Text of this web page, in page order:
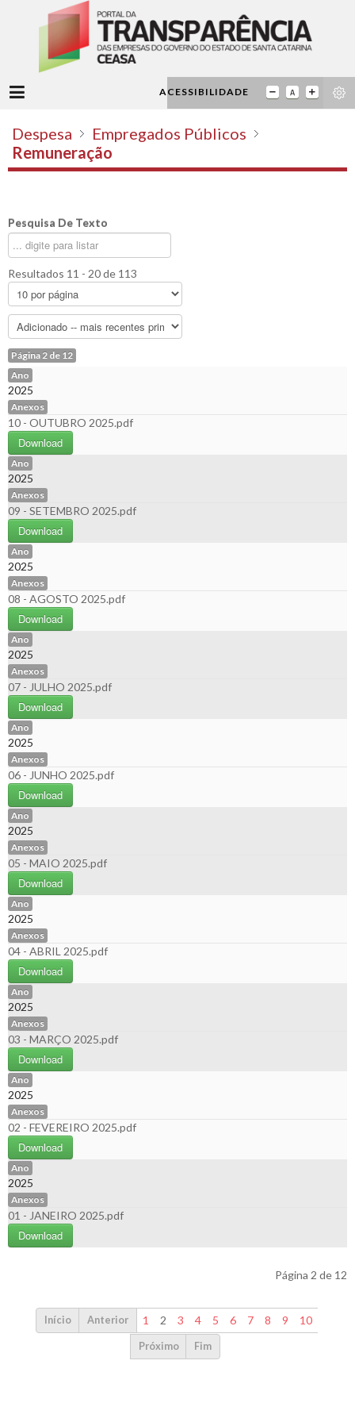
ACESSIBILIDADE
Despesa
Empregados Públicos
Remuneração
Pesquisa De Texto
Resultados 11 - 20 de 113
Página 2 de 12
Ano
2025
Anexos
10 - OUTUBRO 2025.pdf
Download
Ano
2025
Anexos
09 - SETEMBRO 2025.pdf
Download
Ano
2025
Anexos
08 - AGOSTO 2025.pdf
Download
Ano
2025
Anexos
07 - JULHO 2025.pdf
Download
Ano
2025
Anexos
06 - JUNHO 2025.pdf
Download
Ano
2025
Anexos
05 - MAIO 2025.pdf
Download
Ano
2025
Anexos
04 - ABRIL 2025.pdf
Download
Ano
2025
Anexos
03 - MARÇO 2025.pdf
Download
Ano
2025
Anexos
02 - FEVEREIRO 2025.pdf
Download
Ano
2025
Anexos
01 - JANEIRO 2025.pdf
Download
Página 2 de 12
Início Anterior 1 2 3 4 5 6 7 8 9 10
Próximo Fim